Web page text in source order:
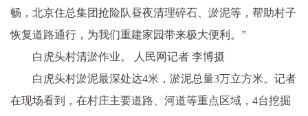
畅，北京住总集团抢险队昼夜清理碎石、淤泥等，帮助村子
恢复道路通行，为我们重建家园带来极大便利。”
白虎头村清淤作业。 人民网记者 李博摄
白虎头村淤泥最深处达4米，淤泥总量3万立方米。记者
在现场看到，在村庄主要道路、河道等重点区域，4台挖掘